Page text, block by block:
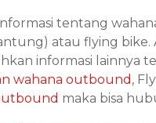
tentang
atau flying bike.
informasi lainnya
wahana outbound ,
maka bisa